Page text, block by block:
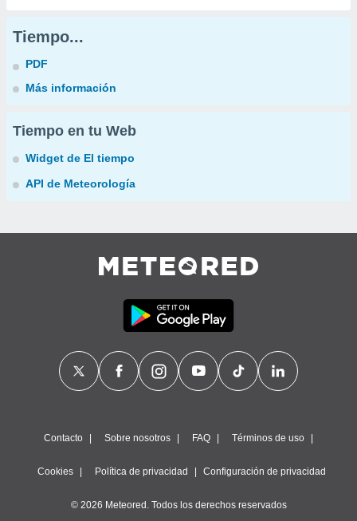
Tiempo...
PDF
Más información
Tiempo en tu Web
Widget de El tiempo
API de Meteorología
Contacto Sobre nosotros FAQ Términos de uso
Cookies Política de privacidad Configuración de privacidad
© 2026 Meteored. Todos los derechos reservados